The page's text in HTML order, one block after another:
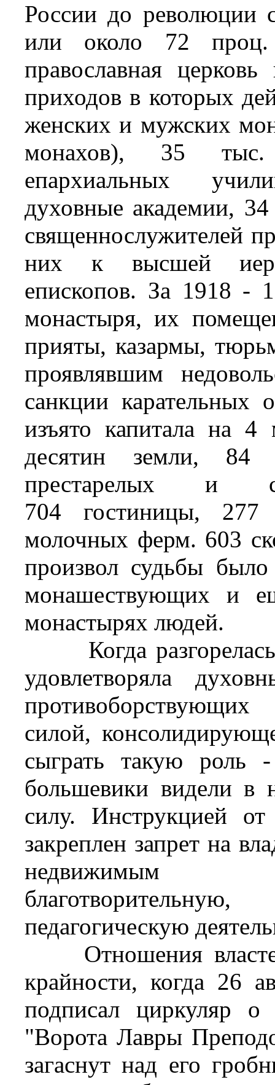
России до революции
или около 72 проц.
православная
приходов в которых
женских и мужских
монахов), 35
епархиальных
духовные академии,
священнослужителей
них к высшей
епископов. За 1918 -
монастыря, их
прияты, казармы,
проявлявшим
санкции карательных
изъято капитала на
десятин земли, 84
престарелых и
704 гостиницы,
молочных ферм. 603
произвол судьбы
монашествующих и
монастырях людей.
Когда разгорелась
удовлетворяла
силой,
сыграть такую роль
большевики видели в
силу. Инструкцией
закреплен запрет на
недвижимым
педагогическую
Отношения
крайности, когда 26
подписал циркуляр
"Ворота Лавры
загаснут над его